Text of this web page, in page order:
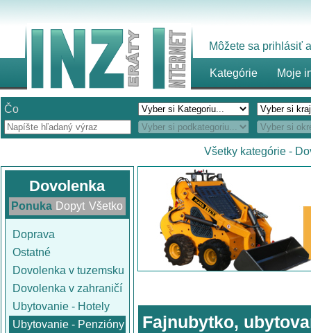
Môžete sa prihlásiť
Kategórie Moje
Čo
Všetky kategórie -
Dovolenka
Ponuka Dopyt Všetko
Doprava
Ostatné
Dovolenka v tuzemsku
Dovolenka v zahraničí
Ubytovanie - Hotely
Ubytovanie - Penzióny
Fajnubytko,